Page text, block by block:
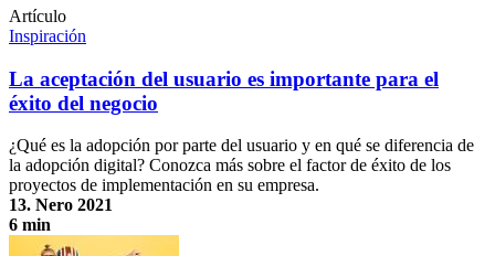
Artículo
Inspiración
La aceptación del usuario es importante para el
éxito del negocio
¿Qué es la adopción por parte del usuario y en qué se diferencia de
la adopción digital? Conozca más sobre el factor de éxito de los
proyectos de implementación en su empresa.
13. Nero 2021
6 min
La aceptación del usuario es importante para el éxito del negocio